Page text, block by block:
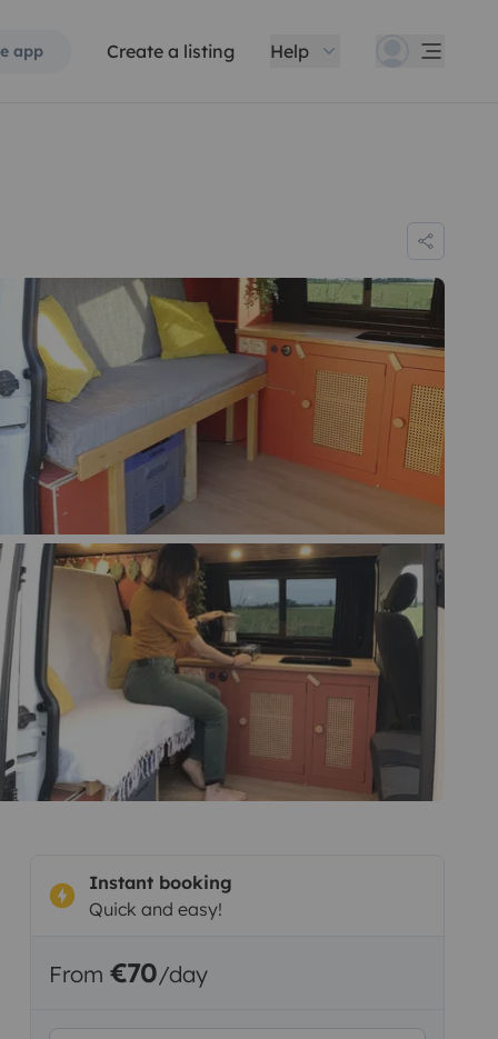
app Create a listing Help
Instant booking
Quick and easy!
From €70/day